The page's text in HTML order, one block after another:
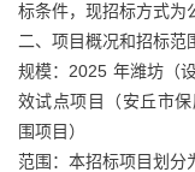
标条件，现招标方式为
二、项目概况和招标范
规模：2025 年潍坊（
效试点项目（安丘市
围项目）
范围：本招标项目划分